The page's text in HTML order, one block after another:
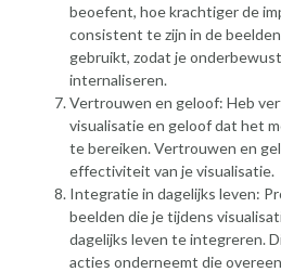
beoefent, hoe krachtiger de
consistent te zijn in de
gebruikt, zodat je
internaliseren.
Vertrouwen en geloof: Heb
visualisatie en geloof dat het
te bereiken. Vertrouwen en
effectiviteit van je visualisatie.
Integratie in dagelijks leven:
beelden die je tijdens
dagelijks leven te integreren.
acties onderneemt die